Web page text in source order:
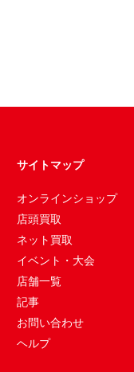
サイトマップ
オンラインショップ
店頭買取
ネット買取
イベント・大会
店舗一覧
記事
お問い合わせ
ヘルプ